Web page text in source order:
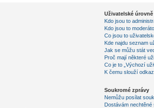
Uživatelské
Kdo jsou to
Kdo jsou to
Co jsou to
Kde najdu seznam
Jak se můžu stát
Proč mají některé
Co je to „Výchozí
K čemu slouží odkaz
Soukromé zprávy
Nemůžu posílat
Dostávám